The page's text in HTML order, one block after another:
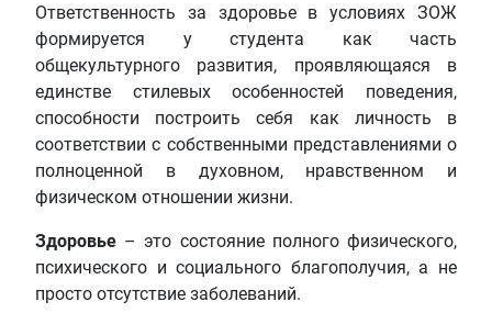
Ответственность за здоровье в условиях ЗОЖ
формируется у студента как часть
общекультурного развития, проявляющаяся в
единстве стилевых особенностей поведения,
способности построить себя как личность в
соответствии с собственными представлениями о
полноценной в духовном, нравственном и
физическом отношении жизни.
Здоровье – это состояние полного физического,
психического и социального благополучия, а не
просто отсутствие заболеваний.